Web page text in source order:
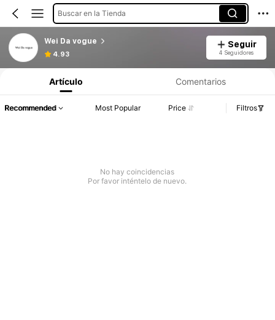
Buscar en la Tienda
Wei Da vogue
4.93
Seguir
4 Seguidores
Artículo Comentarios
Recommended Most Popular Price Filtros
No hay coincidencias
Por favor inténtelo de nuevo.